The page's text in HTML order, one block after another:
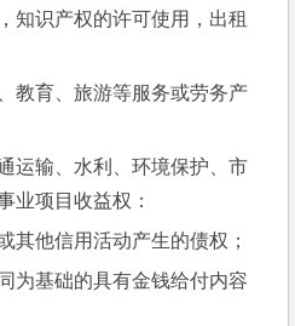
知识产权的许可使用，出租
育、旅游等服务或劳务产
输、水利、环境保护、市
业项目收益权：
他信用活动产生的债权；
基础的具有金钱给付内容